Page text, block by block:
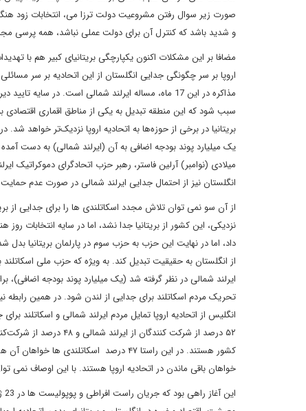
صورت زیر سوال رفتن مشروعیت دولت ترزا می، انتخابات زود
و شدید باشد که کنترل آن برای دولت عملی نباشد، همه پرسی
اروپا بر سر چگونگی جدایی انگلستان از این اتحادیه بر سر
مذاکره در این 17 ماه، مساله ایرلند شمالی است.
سبب شود که این منطقه تبدیل به یکی از مناطق اقماری اقتصادی
بریتانیا در برخی از حوزه‌ها به اتحادیه اروپا نزدیک‌تر خواهد
یک میلیارد پوند بودجه اضافی به آن (ایرلند شمالی) به دست
میلادی (نوامبر) آرلین فاستر، رهبر حزب اتحادگرای دموکراتیک
انگلستان نیز از احتمال جدایی ایرلند شمالی در صورت عدم
داد، اما در نهایت این حزب به حزب سوم در پارلمان بریتانیا
از انگلستان به حقیقیت تبدیل کند. به ویژه که حزب ملی
ایرلند شمالی در نظر گرفته شد (یک میلیارد پوند بودجه اضافی)،
تحریک مردم اسکاتلند برای جدایی از لندن شود. در همین
انگلیس از اتحادیه اروپا تمایل مردم ایرلند شمالی و
۵۲ درصد از شرکت
خواهان باقی ماندن در اتحادیه اروپا هستند. با این اوصاف نمی